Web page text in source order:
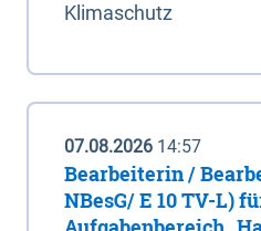
Klimaschutz
07.08.2026 14:57
Bearbeiterin /
NBesG/ E 10 TV-L)